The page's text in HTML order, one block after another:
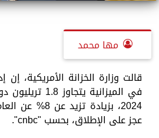
مها محمد
قالت وزارة الخزانة الأمريكية،
في الميزانية
2024، بزيادة
عجز على الإطلاق، بحسب "cnbc".